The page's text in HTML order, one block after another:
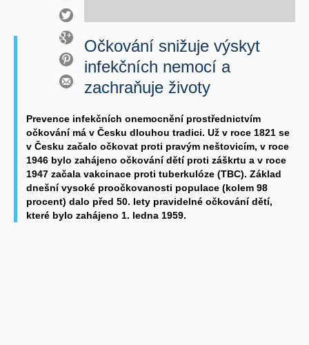
Očkování snižuje výskyt
infekčních nemocí a
zachraňuje životy
Prevence infekčních onemocnění prostřednictvím
očkování má v Česku dlouhou tradici. Už v roce 1821 se
v Česku začalo očkovat proti pravým neštovicím, v roce
1946 bylo zahájeno očkování dětí proti záškrtu a v roce
1947 začala vakcinace proti tuberkulóze (TBC). Základ
dnešní vysoké proočkovanosti populace (kolem 98
procent) dalo před 50. lety pravidelné očkování dětí,
které bylo zahájeno 1. ledna 1959.